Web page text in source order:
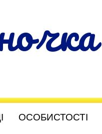
ОСОБИСТОСТІ